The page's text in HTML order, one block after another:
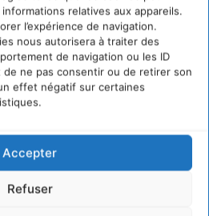
relatives aux appareils.
l’expérience de navigation.
nous autorisera à traiter des
de navigation ou les ID
ne pas consentir ou de retirer son
effet négatif sur certaines
Accepter
Refuser
biodiversité » appelle les
alliées du vivant
a perdu sa mémoire